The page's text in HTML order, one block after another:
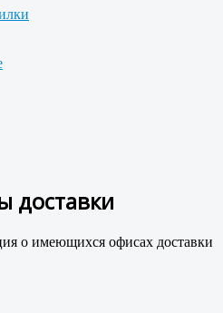
доставки
о имеющихся офисах доставки